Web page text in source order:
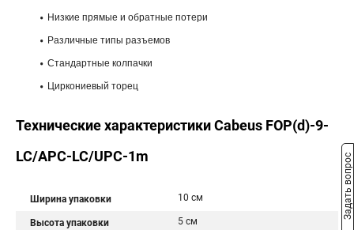
Низкие прямые и обратные потери
Различные типы разъемов
Стандартные колпачки
Циркониевый торец
Технические характеристики Cabeus FOP(d)-9-
LC/APC-LC/UPC-1m
Ширина упаковки 10 см
Высота упаковки 5 см Задать вопрос